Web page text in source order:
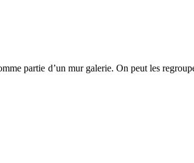
partie d’un mur galerie. On peut les